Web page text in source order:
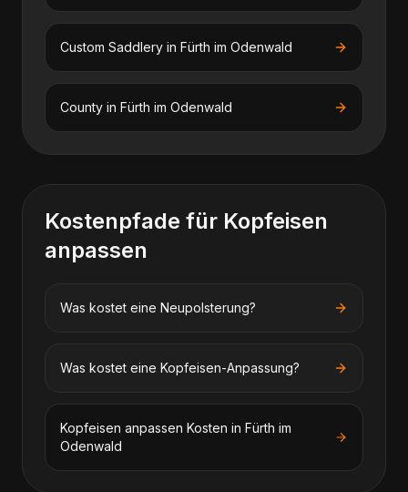
Custom Saddlery in Fürth im Odenwald
County in Fürth im Odenwald
Kostenpfade für Kopfeisen
anpassen
Was kostet eine Neupolsterung?
Was kostet eine Kopfeisen-Anpassung?
Kopfeisen anpassen Kosten in Fürth im
Odenwald